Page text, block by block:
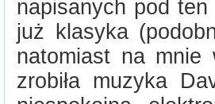
napisanych pod
już klasyka
natomiast na mnie
zrobiła muzyka